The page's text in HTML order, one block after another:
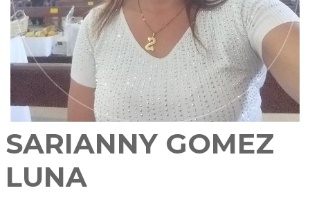
SARIANNY GOMEZ
LUNA